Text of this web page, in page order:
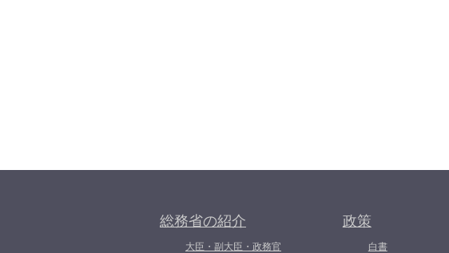
総務省の紹介
大臣・副大臣・政務官
政策
白書